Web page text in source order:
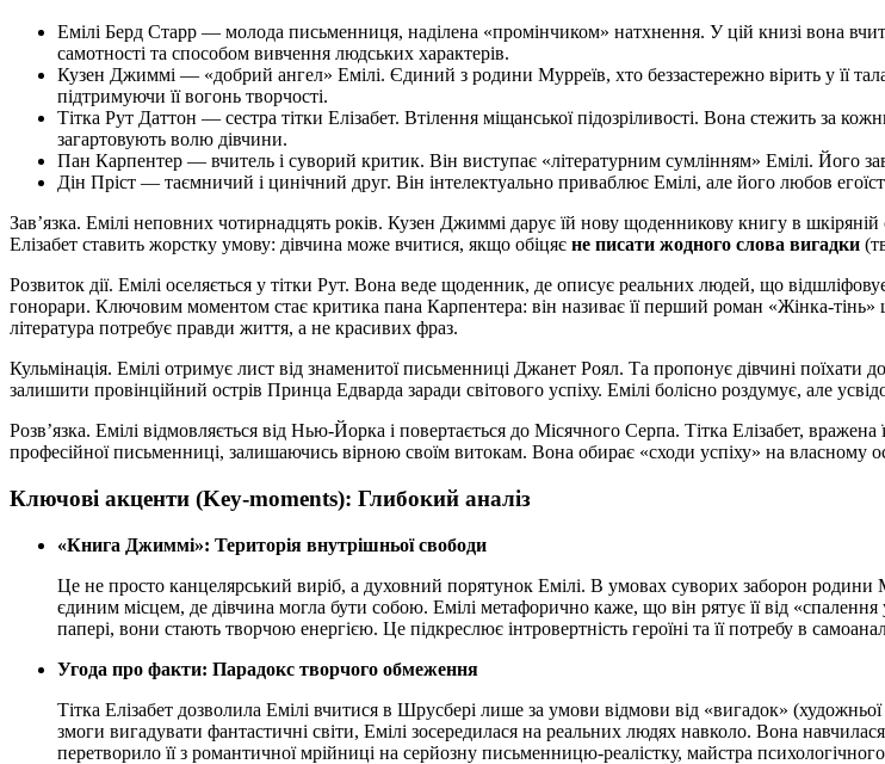
Емілі Берд Старр — молода письменниця, наділена «промінчиком» натхнення. У цій книзі вона
самотності та способом вивчення людських характерів.
Кузен Джиммі — «добрий ангел» Емілі. Єдиний з родини Мурреїв, хто беззастережно вірить у її
підтримуючи її вогонь творчості.
Тітка Рут Даттон — сестра тітки Елізабет. Втілення міщанської підозріливості. Вона стежить за
загартовують волю дівчини.
Пан Карпентер — вчитель і суворий критик. Він виступає «літературним сумлінням» Емілі. Його
Дін Пріст — таємничий і цинічний друг. Він інтелектуально приваблює Емілі, але його любов
Зав’язка. Емілі неповних чотирнадцять років. Кузен Джиммі дарує їй нову щоденникову книгу в
Елізабет ставить жорстку умову: дівчина може вчитися, якщо обіцяє не писати жодного слова вигадки
Розвиток дії. Емілі оселяється у тітки Рут. Вона веде щоденник, де описує реальних людей, що відшліфовує
гонорари. Ключовим моментом стає критика пана Карпентера: він називає її перший роман «Жінка-
література потребує правди життя, а не красивих фраз.
Кульмінація. Емілі отримує лист від знаменитої письменниці Джанет Роял. Та пропонує дівчині поїхати до
залишити провінційний острів Принца Едварда заради світового успіху. Емілі болісно роздумує, але
Розв’язка. Емілі відмовляється від Нью-Йорка і повертається до Місячного Серпа. Тітка Елізабет,
професійної письменниці, залишаючись вірною своїм витокам. Вона обирає «сходи успіху» на власному
Ключові акценти (Key-moments): Глибокий аналіз
«Книга Джиммі»: Територія внутрішньої свободи
Це не просто канцелярський виріб, а духовний порятунок Емілі. В умовах суворих заборон
єдиним місцем, де дівчина могла бути собою. Емілі метафорично каже, що він рятує її від
папері, вони стають творчою енергією. Це підкреслює інтровертність героїні та її потребу в
Угода про факти: Парадокс творчого обмеження
Тітка Елізабет дозволила Емілі вчитися в Шрусбері лише за умови відмови від «вигадок»
змоги вигадувати фантастичні світи, Емілі зосередилася на реальних людях навколо. Вона
перетворило її з романтичної мрійниці на серйозну письменницю-реалістку, майстра